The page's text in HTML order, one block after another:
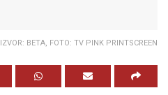
IZVOR: BETA, FOTO: TV PINK PRINTSCREEN